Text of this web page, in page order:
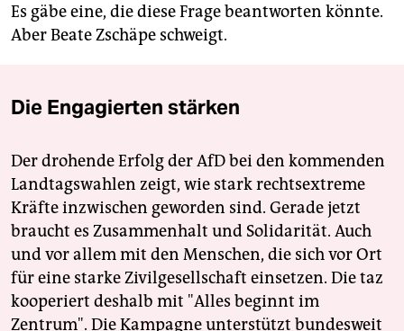
Es gäbe eine, die diese Frage beantworten könnte.
Aber Beate Zschäpe schweigt.
Die Engagierten stärken
Der drohende Erfolg der AfD bei den kommenden
Landtagswahlen zeigt, wie stark rechtsextreme
Kräfte inzwischen geworden sind. Gerade jetzt
braucht es Zusammenhalt und Solidarität. Auch
und vor allem mit den Menschen, die sich vor Ort
für eine starke Zivilgesellschaft einsetzen. Die taz
kooperiert deshalb mit "Alles beginnt im
Zentrum". Die Kampagne unterstützt bundesweit